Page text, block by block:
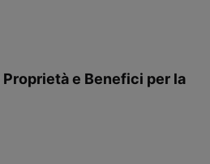
e Benefici per la